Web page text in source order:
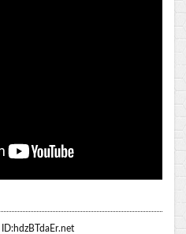
ID:hdzBTdaEr.net